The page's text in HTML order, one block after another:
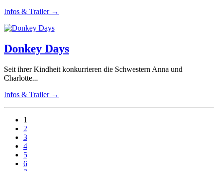
Infos & Trailer →
Donkey Days
Seit ihrer Kindheit konkurrieren die Schwestern Anna und
Charlotte...
Infos & Trailer →
1
2
3
4
5
6